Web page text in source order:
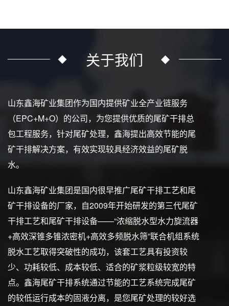
关于我们
山东鑫海矿业集团作为国内提供矿业全产业链服务
（EPC+M+O）的公司，为您提供优质的尾矿干排总
包工程服务，针对尾矿处理，鑫海提出高效节能的尾
矿干排解决方案，有效实现较具经济效益的尾矿脱
水。
山东鑫海矿业集团是国内很早推广尾矿干排工艺和尾
矿干排设备的厂家，自2009年开始研发的第三代尾矿
干排工艺和尾矿干排设备——“浓缩脱水型水力旋流器
+高效深锥多锥浓密机+高效多频脱水筛”联合机组系统
脱水工艺取得突破性的成功，该套工艺具有投资较
少、功耗较低、成本较低、适合的矿浆粒级较宽的特
点。鑫海尾矿干排系统通过节能的工艺系统完成尾矿
的较低运行成本的固液分离，是您尾矿处理的较好选